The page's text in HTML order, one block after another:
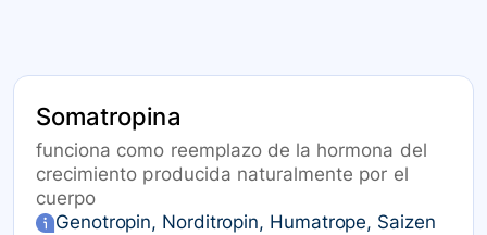
Somatropina
funciona como reemplazo de la hormona del
crecimiento producida naturalmente por el
cuerpo
Genotropin, Norditropin, Humatrope, Saizen